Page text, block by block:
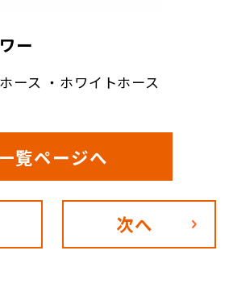
ー
ース ・ホワイトホース
覧ページへ
次へ